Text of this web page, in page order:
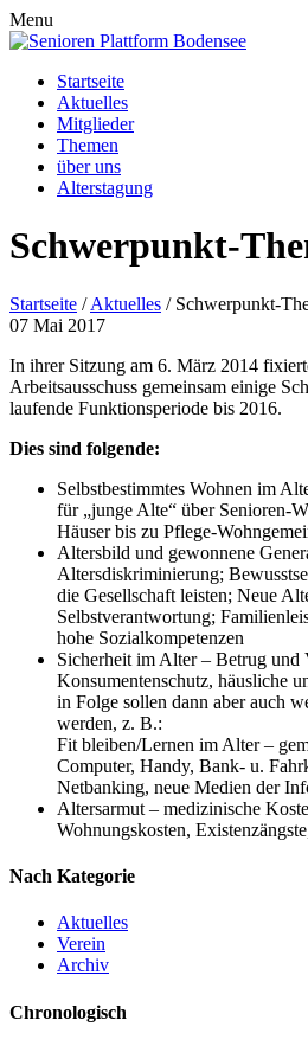
Menu
Startseite
Aktuelles
Mitglieder
Themen
über uns
Alterstagung
Schwerpunkt-
Startseite /Aktuelles / Schwerpunkt-
07 Mai 2017
In ihrer Sitzung am 6. März 2014
Arbeitsausschuss gemeinsam einige
laufende Funktionsperiode bis 2016.
Dies sind folgende:
Selbstbestimmtes Wohnen im
für „junge Alte“ über Senioren-
Häuser bis zu Pflege-
Altersbild und gewonnene
Altersdiskriminierung;
die Gesellschaft leisten; Neue
Selbstverantwortung;
hohe Sozialkompetenzen
Sicherheit im Alter – Betrug und
Konsumentenschutz, häusliche
in Folge sollen dann aber auch
werden, z. B.:
Fit bleiben/Lernen im Alter –
Computer, Handy, Bank- u.
Netbanking, neue Medien der
Altersarmut – medizinische
Wohnungskosten,
Nach Kategorie
Aktuelles
Verein
Archiv
Chronologisch